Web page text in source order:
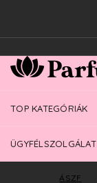
TOP KATEGÓRIÁK
ÜGYFÉLSZOLGÁLAT
ÁSZF